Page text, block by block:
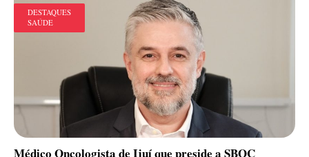
DESTAQUES
SAÚDE
Médico Oncologista de Ijuí que preside a SBOC